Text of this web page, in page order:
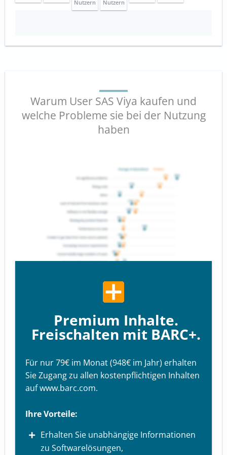
Nutzern Nutzern
Warum User SAS Viya kaufen und
welche Probleme sie bei der Nutzung
haben
Premium Inhalte.
Freischalten mit BARC+.
Für nur 79€ im Monat (948€ im Jahr) erhalten
Sie Zugang zu allen kostenpflichtigen Inhalten
auf www.barc.com.
Ihre Vorteile:
Erhalten Sie unabhängige Informationen
zu Softwarelösungen,